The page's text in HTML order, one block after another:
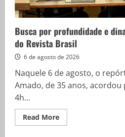
Busca por profundidade e
do Revista Brasil
6 de agosto de 2026
Naquele 6 de agosto, o
Amado, de 35 anos,
4h...
Read MoreRead
more